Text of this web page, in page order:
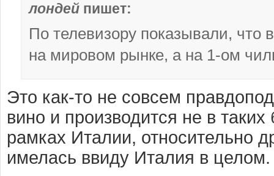
лондейпишет:
По телевизору показывали, что
на мировом рынке, а на 1-ом
Это как-то не совсем
вино и производится не в
рамках Италии, относительно
имелась ввиду Италия в